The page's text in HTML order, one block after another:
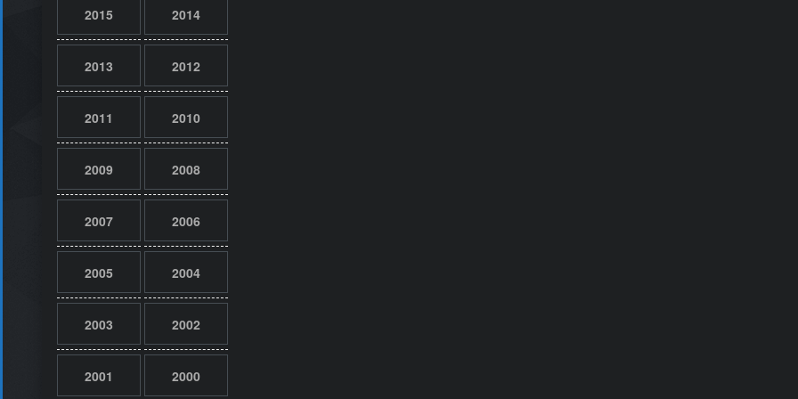
2015 2014
2013 2012
2011 2010
2009 2008
2007 2006
2005 2004
2003 2002
2001 2000